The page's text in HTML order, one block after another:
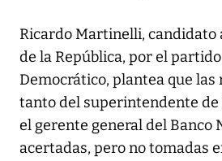
Ricardo Martinelli, candidato
de la República, por el
Democrático, plantea que las
tanto del superintendente de
el gerente general del Banco
acertadas, pero no tomadas